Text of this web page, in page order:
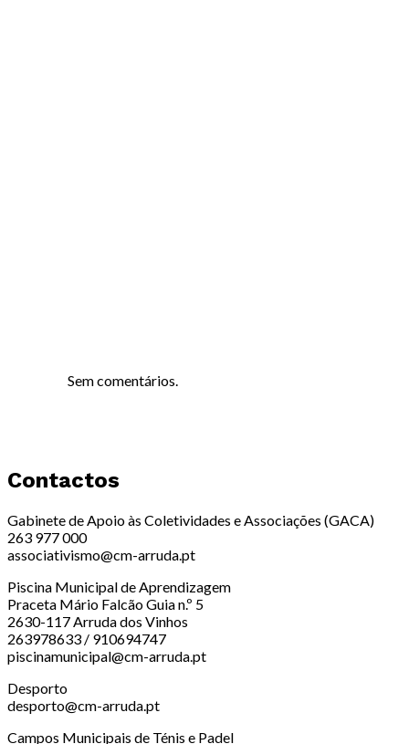
Sem comentários.
Contactos
Gabinete de Apoio às Coletividades e Associações (GACA)
263 977 000
associativismo@cm-arruda.pt
Piscina Municipal de Aprendizagem
Praceta Mário Falcão Guia n.º 5
2630-117 Arruda dos Vinhos
263978633 / 910694747
piscinamunicipal@cm-arruda.pt
Desporto
desporto@cm-arruda.pt
Campos Municipais de Ténis e Padel